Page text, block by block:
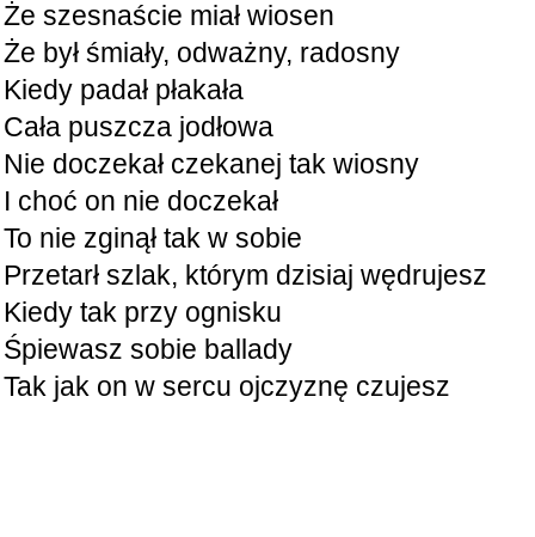
Że szesnaście miał wiosen
Że był śmiały, odważny, radosny
Kiedy padał płakała
Cała puszcza jodłowa
Nie doczekał czekanej tak wiosny
I choć on nie doczekał
To nie zginął tak w sobie
Przetarł szlak, którym dzisiaj wędrujesz
Kiedy tak przy ognisku
Śpiewasz sobie ballady
Tak jak on w sercu ojczyznę czujesz